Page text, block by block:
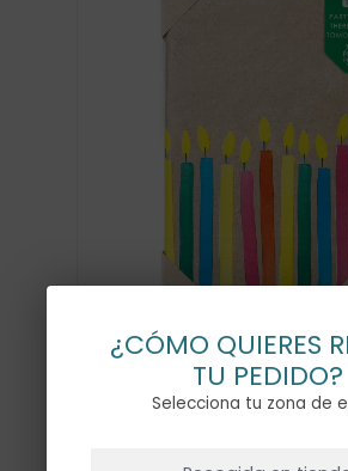
¿CÓMO QUIERES
TU PEDIDO?
Selecciona tu zona de